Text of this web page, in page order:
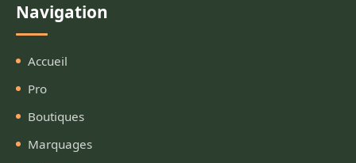
Navigation
Accueil
Pro
Boutiques
Marquages